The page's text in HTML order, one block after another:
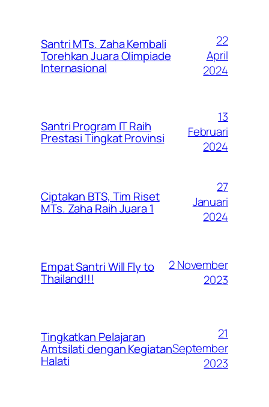
Santri MTs. Zaha Kembali
Torehkan Juara Olimpiade
Internasional
22
April
2024
Santri Program IT Raih
Prestasi Tingkat Provinsi
13
Februari
2024
Ciptakan BTS, Tim Riset
MTs. Zaha Raih Juara 1
27
Januari
2024
Empat Santri Will Fly to
Thailand!!!
2 November
2023
Tingkatkan Pelajaran
Amtsilati dengan Kegiatan
Halati
21
September
2023